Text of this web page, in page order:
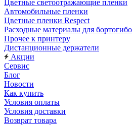
Цветные светоотражающие пленки
Автомобильные пленки
Цветные пленки Respect
Расходные материалы для
Прочее к принтеру
Дистанционные держатели
Акции
Сервис
Блог
Новости
Как купить
Условия оплаты
Условия доставки
Возврат товара